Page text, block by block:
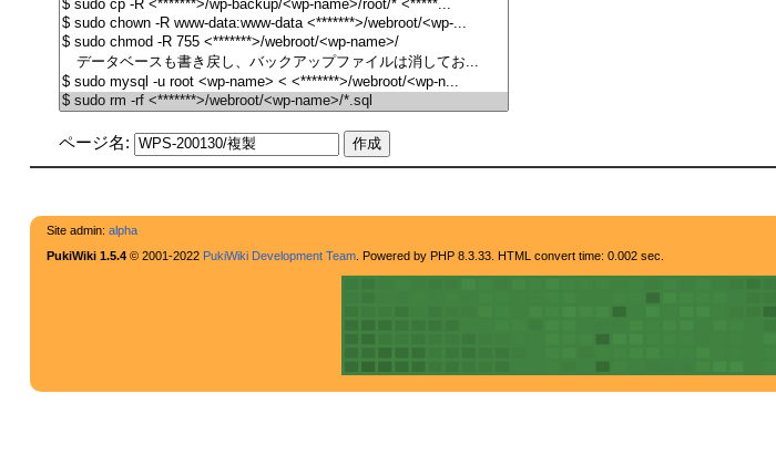
ページ名:
Site admin: alpha
PukiWiki 1.5.4© 2001-2022 PukiWiki Development Team. Powered by PHP 8.3.33. HTML convert time: 0.002 sec.